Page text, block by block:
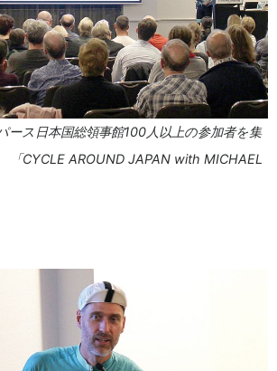
ース日本国総領事館100人以上の参加者を集
「CYCLE AROUND JAPAN with MICHAEL